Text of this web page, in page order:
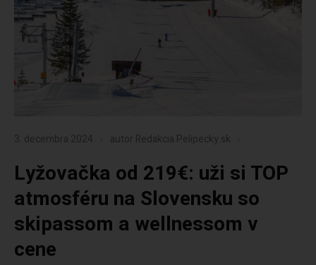
3. decembra 2024 autor Redakcia Pelipecky.sk
Lyžovačka od 219€: uži si TOP
atmosféru na Slovensku so
skipassom a wellnessom v
cene